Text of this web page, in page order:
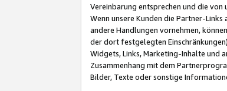
Vereinbarung entsprechen und die
Wenn unsere Kunden die Partner-
andere Handlungen vornehmen,
der dort festgelegten
Widgets, Links, Marketing-Inhalte und
Zusammenhang mit dem
Bilder, Texte oder sonstige